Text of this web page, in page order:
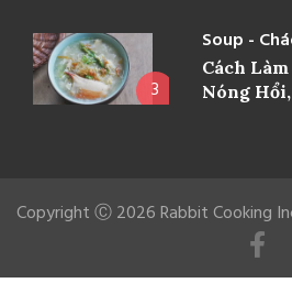
3
Soup -
Cách
Nóng
Copyright Ⓒ 2026 Rabbit Cooking